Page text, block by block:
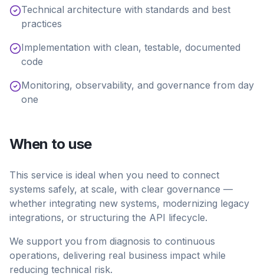
Technical architecture with standards and best
practices
Implementation with clean, testable, documented
code
Monitoring, observability, and governance from day
one
When to use
This service is ideal when you need to connect
systems safely, at scale, with clear governance —
whether integrating new systems, modernizing legacy
integrations, or structuring the API lifecycle.
We support you from diagnosis to continuous
operations, delivering real business impact while
reducing technical risk.